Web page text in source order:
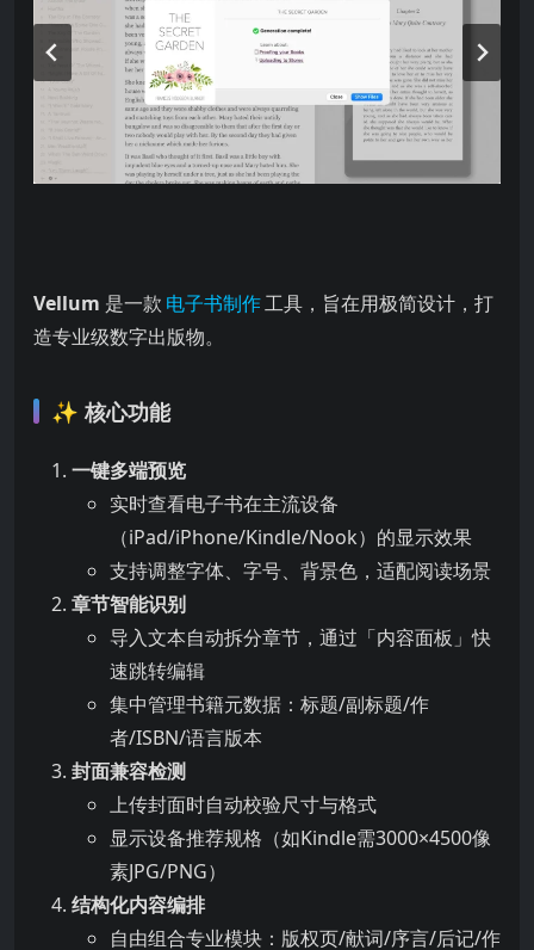
Vellum 是一款 电子书制作工具，旨在用极简设计，打
造专业级数字出版物。
✨ 核心功能
一键多端预览
实时查看电子书在主流设备
（iPad/iPhone/Kindle/Nook）的显示效果
支持调整字体、字号、背景色，适配阅读场景
章节智能识别
导入文本自动拆分章节，通过「内容面板」快
速跳转编辑
集中管理书籍元数据：标题/副标题/作
者/ISBN/语言版本
封面兼容检测
上传封面时自动校验尺寸与格式
显示设备推荐规格（如Kindle需3000×4500像
素JPG/PNG）
结构化内容编排
自由组合专业模块：版权页/献词/序言/后记/作